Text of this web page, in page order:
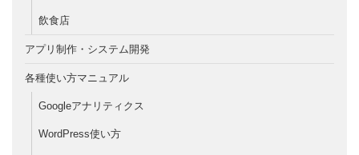
飲食店
アプリ制作・システム開発
各種使い方マニュアル
Googleアナリティクス
WordPress使い方